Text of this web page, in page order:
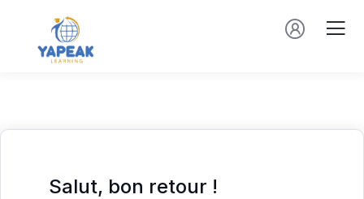
Salut, bon retour !